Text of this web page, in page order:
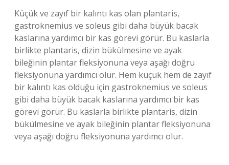
Küçük ve zayıf bir kalıntı kas olan plantaris,
gastroknemius ve soleus gibi daha büyük bacak
kaslarına yardımcı bir kas görevi görür. Bu kaslarla
birlikte plantaris, dizin bükülmesine ve ayak
bileğinin plantar fleksiyonuna veya aşağı doğru
fleksiyonuna yardımcı olur. Hem küçük hem de zayıf
bir kalıntı kas olduğu için gastroknemius ve soleus
gibi daha büyük bacak kaslarına yardımcı bir kas
görevi görür. Bu kaslarla birlikte plantaris, dizin
bükülmesine ve ayak bileğinin plantar fleksiyonuna
veya aşağı doğru fleksiyonuna yardımcı olur.